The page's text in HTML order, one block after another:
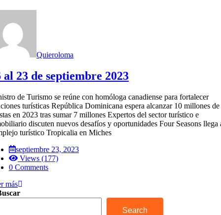
Quieroloma
al 23 de septiembre 2023
de Turismo se reúne con homóloga canadiense para fortalecer
turísticas República Dominicana espera alcanzar 10 millones de
en 2023 tras sumar 7 millones Expertos del sector turístico e
discuten nuevos desafíos y oportunidades Four Seasons llega
turístico Tropicalia en Miches
septiembre 23, 2023
Views (177)
0 Comments
más
Search